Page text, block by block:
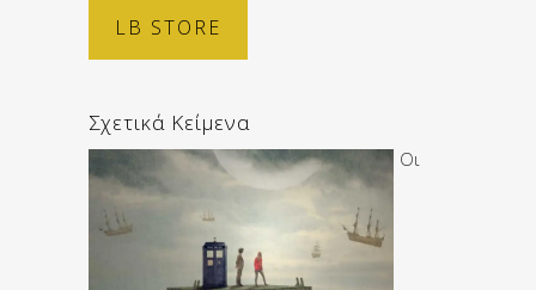
LB STORE
Σχετικά Κείμενα
Οι